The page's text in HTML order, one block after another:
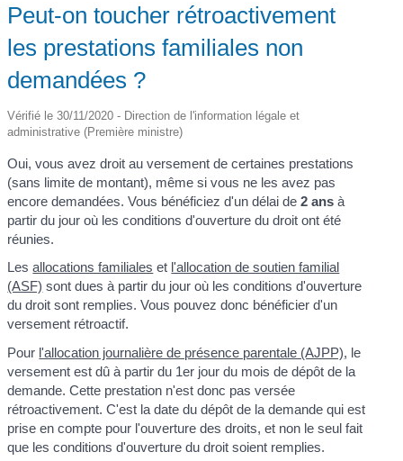
Peut-on toucher rétroactivement
les prestations familiales non
demandées ?
Vérifié le 30/11/2020 - Direction de l'information légale et
administrative (Première ministre)
Oui, vous avez droit au versement de certaines prestations
(sans limite de montant), même si vous ne les avez pas
encore demandées. Vous bénéficiez d'un délai de2 ans à
partir du jour où les conditions d'ouverture du droit ont été
réunies.
Lesallocations familiales et l'allocation de soutien familial
(ASF) sont dues à partir du jour où les conditions d'ouverture
du droit sont remplies. Vous pouvez donc bénéficier d'un
versement rétroactif.
Pour l'allocation journalière de présence parentale (AJPP), le
versement est dû à partir du 1er jour du mois de dépôt de la
demande. Cette prestation n'est donc pas versée
rétroactivement. C'est la date du dépôt de la demande qui est
prise en compte pour l'ouverture des droits, et non le seul fait
que les conditions d'ouverture du droit soient remplies.